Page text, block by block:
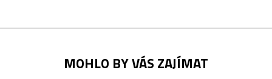
MOHLO BY VÁS ZAJÍMAT